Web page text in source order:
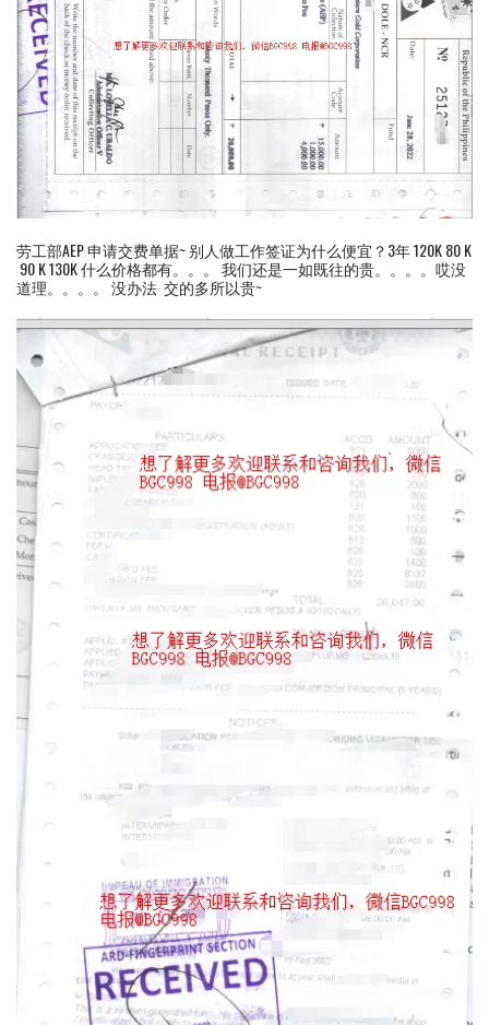
劳工部AEP 申请交费单据~ 别人做工作签证为什么便宜？3年 120K 80 K
90 K 130K 什么价格都有。。。 我们还是一如既往的贵。。。。哎没
道理。。。。 没办法 交的多所以贵~